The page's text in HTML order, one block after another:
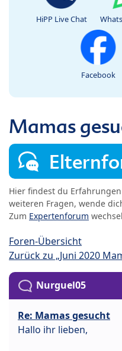
HiPP Live Chat
Facebook
Mamas
Hier findest du
weiteren Fragen, wende
Zum Expertenforum
Foren-Übersicht
Zurück zu „Juni 2020
Nurguel05
Re: Mamas gesucht
Hallo ihr lieben,